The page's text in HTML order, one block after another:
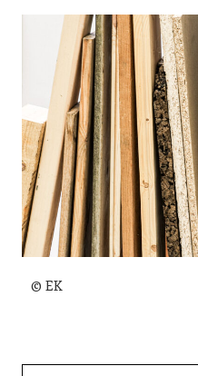
© EK